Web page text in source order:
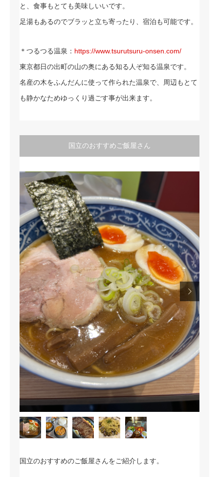
と、食事もとても美味しいいです。
足湯もあるのでブラッと立ち寄ったり、宿泊も可能です。
＊つるつる温泉： https://www.tsurutsuru-onsen.com/
東京都日の出町の山の奥にある知る人ぞ知る温泉です。
名産の木をふんだんに使って作られた温泉で、周辺もとて
も静かなためゆっくり過ごす事が出来ます。
国立のおすすめご飯屋さん
 
国立のおすすめのご飯屋さんをご紹介します。